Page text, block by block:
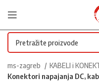
ms-zagreb
KABELI i
Konektori napajanja DC,